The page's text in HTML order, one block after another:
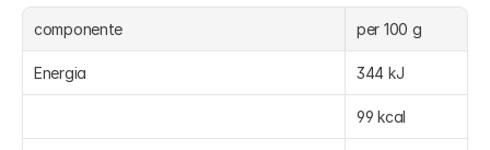
componente per 100 g
Energia 344 kJ
99 kcal